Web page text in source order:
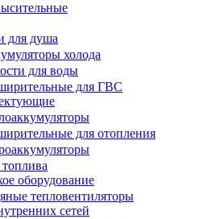
для душа
холода
для воды
для ГВС
для отопления
оборудование
тепловентиляторы
сетей